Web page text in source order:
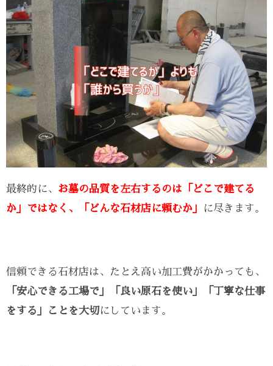
最終的に、 お墓の品質を左右するのは「どこで建てる
か」ではなく、「どんな石材店に頼むか」
に尽きます。
信頼できる石材店は、たとえ高い加工費がかかっても、
「安心できる工場で」「良い原石を使い」「丁寧な仕事
をする」ことを大切にしています。